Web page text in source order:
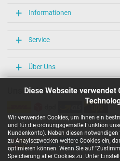
Diese Webseite verwendet
Wir verwenden Cookies, um Ihnen ein
und für die ordnungsgemäße Funktion
Kundenkonto). Neben diesen
zu Anaylsezwecken weitere Cookies ein,
optimieren können. Wenn Sie auf
Speicherung aller Cookies zu. Unter
Informationen
Service
Über Uns
Unsere Versandarten
Unsere Zahlarten